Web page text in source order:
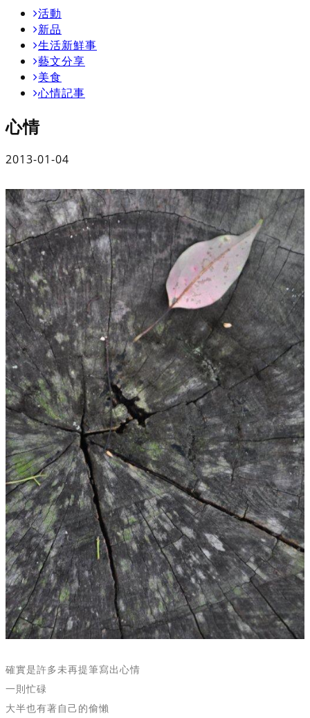
活動
新品
生活新鮮事
藝文分享
美食
心情記事
心情
2013-01-04
確實是許多未再提筆寫出心情
一則忙碌
大半也有著自己的偷懶